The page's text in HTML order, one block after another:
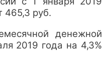
465,3 руб.
денежной
2019 года на 4,3%